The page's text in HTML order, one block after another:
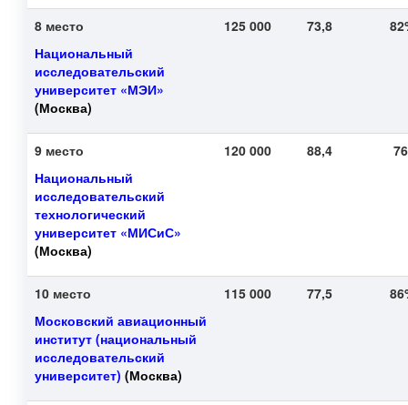
8 место
Национальный
исследовательский
университет «МЭИ»
(Москва)
125 000 73,8
9 место
Национальный
исследовательский
технологический
университет «МИСиС»
(Москва)
120 000 88,4
10 место
Московский авиационный
институт (национальный
исследовательский
университет) (Москва)
115 000 77,5